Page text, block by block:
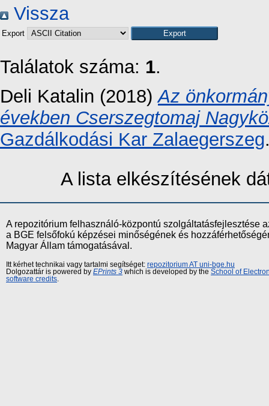
Vissza
Export
Találatok száma: 1.
Deli Katalin (2018)Az
években Cserszegtomaj
Gazdálkodási Kar Zalaegerszeg
A lista elkészítésének
A repozitórium felhasználó-központú szolgáltatásfejlesztése
a BGE felsőfokú képzései minőségének és
Magyar Állam támogatásával.
Itt kérhet technikai vagy tartalmi segítséget: repozitorium AT uni-bge.hu
Dolgozattár is powered by EPrints 3 which is developed by the School of
software credits